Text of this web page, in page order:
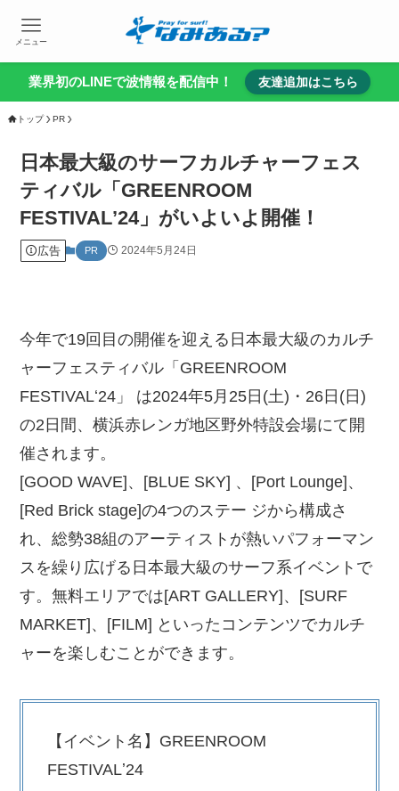
メニュー
業界初のLINEで波情報を配信中！ 友達追加はこちら
トップ PR
日本最大級のサーフカルチャーフェス
ティバル「GREENROOM
FESTIVALʼ24」がいよいよ開催！
広告 PR 2024年5月24日
今年で19回⽬の開催を迎える⽇本最⼤級のカルチ
ャーフェスティバル「GREENROOM
FESTIVALʻ24」 は2024年5⽉25⽇(⼟)・26⽇(⽇)
の2⽇間、横浜⾚レンガ地区野外特設会場にて開
催されます。
[GOOD WAVE]、[BLUE SKY] 、[Port Lounge]、
[Red Brick stage]の4つのステー ジから構成さ
れ、総勢38組のアーティストが熱いパフォーマン
スを繰り広げる日本最大級のサーフ系イベントで
す。無料エリアでは[ART GALLERY]、[SURF
MARKET]、[FILM] といったコンテンツでカルチ
ャーを楽しむことができます。
【イベント名】GREENROOM
FESTIVALʼ24